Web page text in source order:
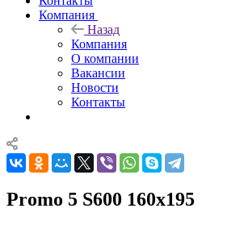
Компания
Назад
Компания
О компании
Вакансии
Новости
Контакты
Promo 5 S600 160x195